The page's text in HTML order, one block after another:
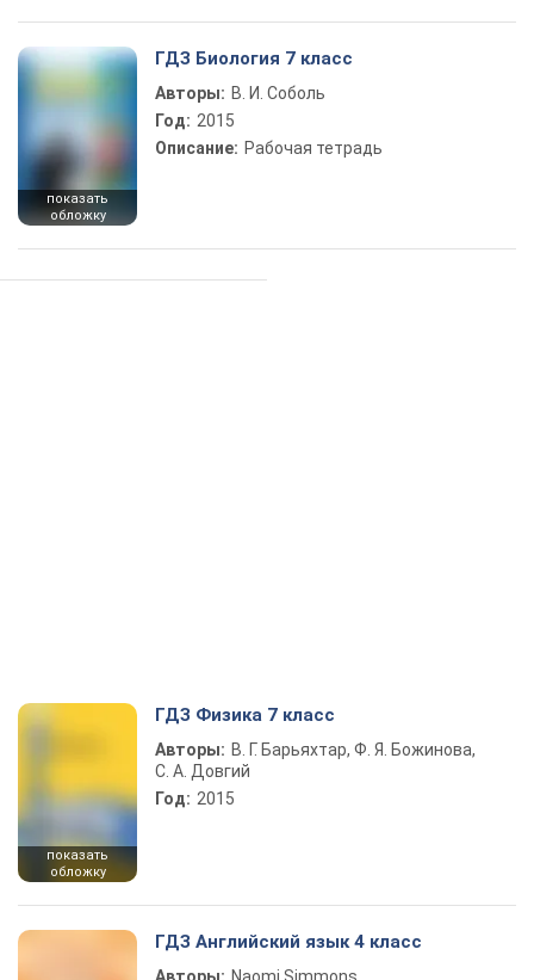
показать
обложку
ГДЗ Биология 7 класс
Авторы: В. И. Соболь
Год: 2015
Описание: Рабочая тетрадь
показать
обложку
ГДЗ Физика 7 класс
Авторы: В. Г. Барьяхтар, Ф. Я. Божинова,
С. А. Довгий
Год: 2015
ГДЗ Английский язык 4 класс